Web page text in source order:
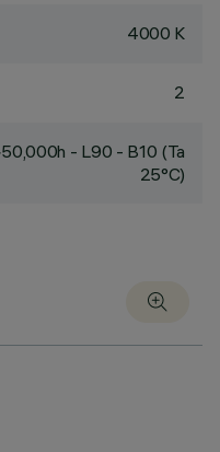
4000 K
2
- L90 - B10 (Ta
25°C)